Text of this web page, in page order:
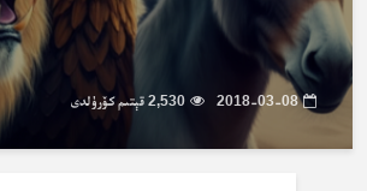
2018-03-08 2,530 قېتىم كۆرۈلدى